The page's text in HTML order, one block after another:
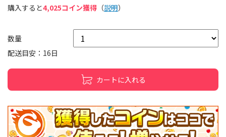
購入すると4,025コイン獲得 （説明）
数量
配送目安：16日
カートに入れる